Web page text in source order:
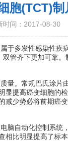
胞(TCT)
时间：2017-08-30
于多发性感染性
管齐下更加可靠
量。常规巴氏涂
显提高癌变细胞的
减少势必将前期癌
脑自动化控制系
相比明显提高了标